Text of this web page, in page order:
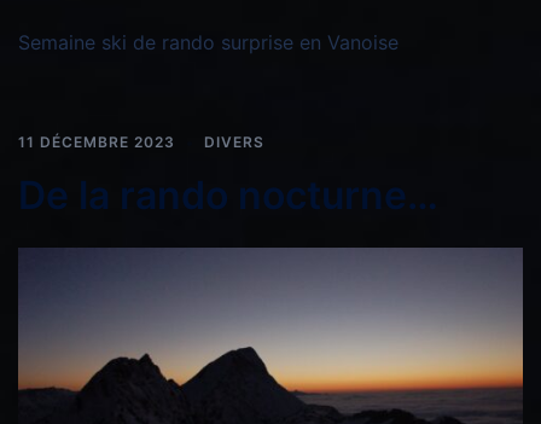
Semaine ski de rando surprise en Vanoise
11 DÉCEMBRE 2023 DIVERS
De la rando nocturne…